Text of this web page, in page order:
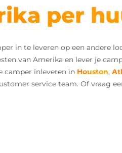
per
in te leveren op een andere
van Amerika en lever je
camper inleveren in Houston,
service team. Of vraag